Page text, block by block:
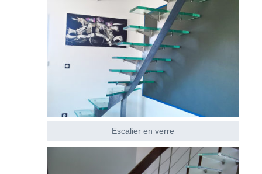
Escalier en verre